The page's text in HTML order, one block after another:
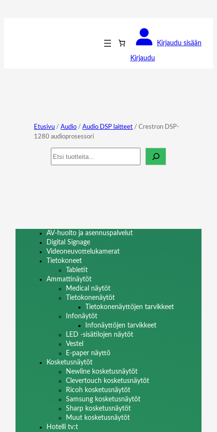
Kirjaudu
Kirjaudu sisään
Etusivu /Audio /Audio DSP laitteet / Crestron DSP-
1280 audioprosessori
Haku
AV-huolto ja asennuspalvelut
Digital Signage
Videoneuvottelukamerat
Tietokoneet
Tabletit
Ammattinäytöt
Medical näytöt
Tietokonenäytöt
Tietokonenäyttöjen tarvikkeet
Infonäytöt
Infonäyttöjen tarvikkeet
LED -sisätilojen näytöt
Vestel
E-paper näyttö
Kosketusnäytöt
Newline kosketusnäytöt
Clevertouch kosketusnäytöt
Ricoh kosketusnäytöt
Samsung kosketusnäytöt
Sharp kosketusnäytöt
Muut kosketusnäytöt
Hotelli tv:t